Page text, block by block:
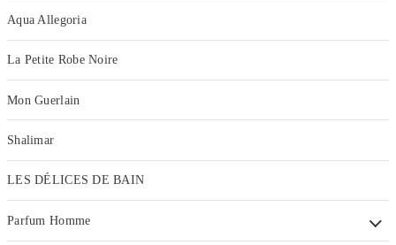
Aqua Allegoria
La Petite Robe Noire
Mon Guerlain
Shalimar
LES DÉLICES DE BAIN
Parfum Homme